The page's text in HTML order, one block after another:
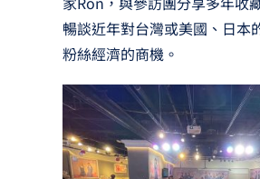
暢談近年對台灣或美國、日本
粉絲經濟的商機。